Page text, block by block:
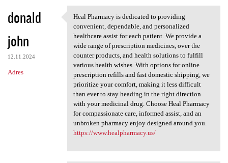
donald
john
12.11.2024
Adres
Heal Pharmacy is dedicated to
Heal Pharmacy is dedicated to providing
convenient, dependable, and personalized
healthcare assist for each patient. We provide a
wide range of prescription medicines, over the
counter products, and health solutions to fulfill
various health wishes. With options for online
prescription refills and fast domestic shipping, we
prioritize your comfort, making it less difficult
than ever to stay heading in the right direction
with your medicinal drug. Choose Heal Pharmacy
for compassionate care, informed assist, and an
unbroken pharmacy enjoy designed around you.
https://www.healpharmacy.us/